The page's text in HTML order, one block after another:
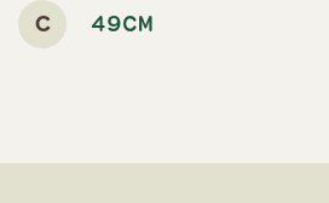
C 49CM